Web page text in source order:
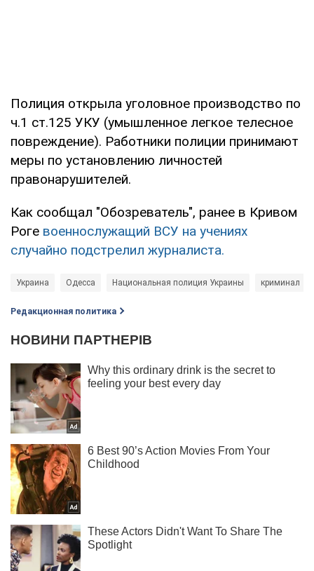
Полиция открыла уголовное производство по
ч.1 ст.125 УКУ (умышленное легкое телесное
повреждение). Работники полиции принимают
меры по установлению личностей
правонарушителей.
Как сообщал "Обозреватель", ранее в Кривом
Роге военнослужащий ВСУ на учениях
случайно подстрелил журналиста.
Украина Одесса Национальная полиция Украины криминал
Редакционная политика